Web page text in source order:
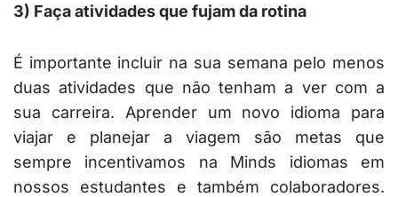
3) Faça atividades que fujam da rotina
É importante incluir na sua semana pelo menos
duas atividades que não tenham a ver com a
sua carreira. Aprender um novo idioma para
viajar e planejar a viagem são metas que
sempre incentivamos na Minds idiomas em
nossos estudantes e também colaboradores.